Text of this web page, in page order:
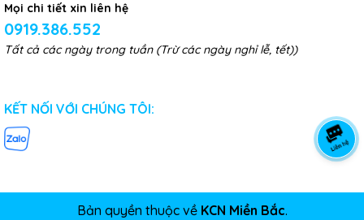
Mọi chi tiết xin liên hệ
0919.386.552
Tất cả các ngày trong tuần (Trừ các ngày nghỉ lễ, tết))
KẾT NỐI VỚI CHÚNG TÔI:
Bản quyền thuộc về KCN Miền Bắc.